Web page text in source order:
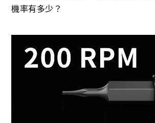
機率有多少？